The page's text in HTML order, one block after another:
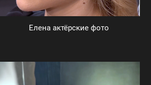
Елена актёрские фото